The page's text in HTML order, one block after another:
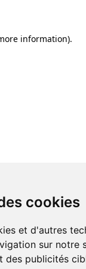
cookies
et d'autres
sur notre
des publicités
information).